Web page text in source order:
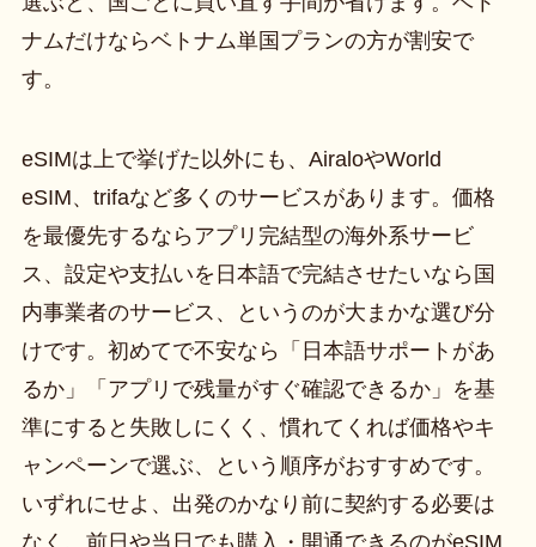
ナムだけならベトナム単国プランの方が割安で
す。
eSIMは上で挙げた以外にも、AiraloやWorld
eSIM、trifaなど多くのサービスがあります。価格
を最優先するならアプリ完結型の海外系サービ
ス、設定や支払いを日本語で完結させたいなら国
内事業者のサービス、というのが大まかな選び分
けです。初めてで不安なら「日本語サポートがあ
るか」「アプリで残量がすぐ確認できるか」を基
準にすると失敗しにくく、慣れてくれば価格やキ
ャンペーンで選ぶ、という順序がおすすめです。
いずれにせよ、出発のかなり前に契約する必要は